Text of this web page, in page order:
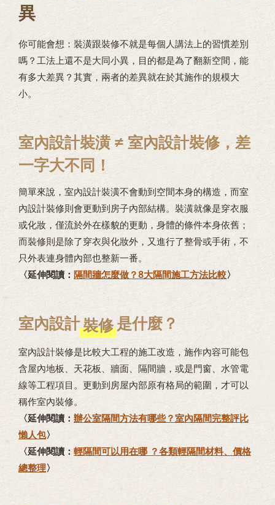
異
你可能會想：裝潢跟裝修不就是每個人講法上的習慣差別
嗎？工法上還不是大同小異，目的都是為了翻新空間，能
有多大差異？其實，兩者的差異就在於其施作的規模大
小。
室內設計裝潢 ≠ 室內設計裝修，差
一字大不同！
簡單來說，室內設計裝潢不會動到空間本身的構造，而室
內設計裝修則會更動到房子內部結構。裝潢就像是穿衣服
或化妝，僅流於外在樣貌的更動，身體的條件本身依舊；
而裝修則是除了穿衣與化妝外，又進行了整骨或手術，不
只外表連身體內部也整新一番。
〈延伸閱讀： 隔間牆怎麼做？8大隔間施工方法比較〉
室內設計裝修是什麼？
室內設計裝修是比較大工程的施工改造，施作內容可能包
含屋內地板、天花板、牆面、隔間牆，或是門窗、水管電
線等工程項目。更動到房屋內部原有格局的範圍，才可以
稱作室內裝修。
〈延伸閱讀： 辦公室隔間方法有哪些？室內隔間完整評比
懶人包〉
〈延伸閱讀： 輕隔間可以用在哪 ？各類輕隔間材料、價格
總整理〉